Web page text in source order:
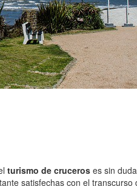
turismo de cruceros es sin
satisfechas con el transcurso